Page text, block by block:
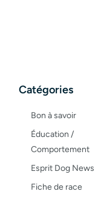
Catégories
Bon à savoir
Éducation /
Comportement
Esprit Dog News
Fiche de race